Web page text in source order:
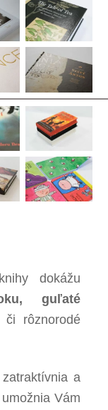
dokážu
guľaté
rôznorodé
zatraktívnia a
Vám